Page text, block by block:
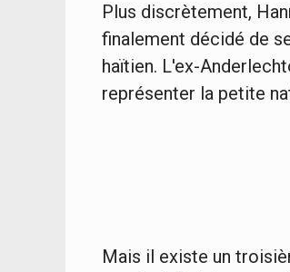
Plus discrètement,
finalement décidé de
haïtien. L'ex-
représenter la petite
Mais il existe un